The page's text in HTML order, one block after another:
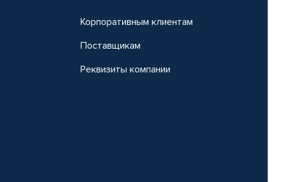
Корпоративным клиентам
Поставщикам
Реквизиты компании